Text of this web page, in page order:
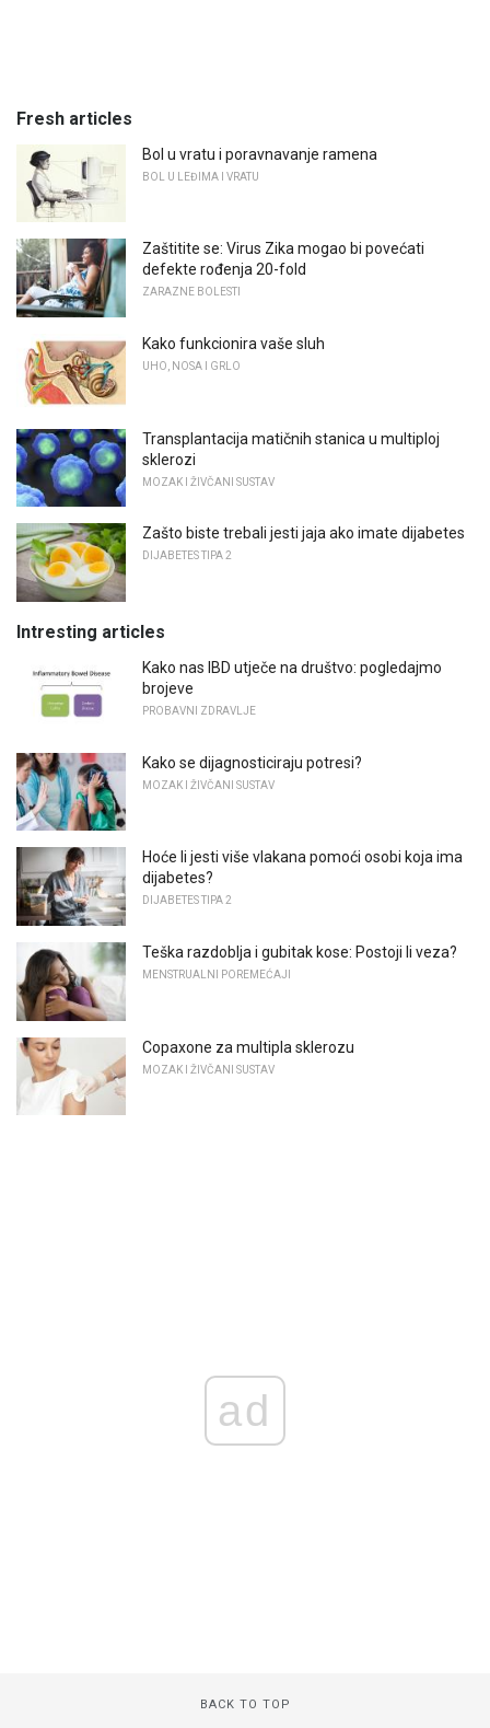
Fresh articles
Bol u vratu i poravnavanje ramena
BOL U LEĐIMA I VRATU
Zaštitite se: Virus Zika mogao bi povećati
defekte rođenja 20-fold
ZARAZNE BOLESTI
Kako funkcionira vaše sluh
UHO, NOSA I GRLO
Transplantacija matičnih stanica u multiploj
sklerozi
MOZAK I ŽIVČANI SUSTAV
Zašto biste trebali jesti jaja ako imate dijabetes
DIJABETES TIPA 2
Intresting articles
Kako nas IBD utječe na društvo: pogledajmo
brojeve
PROBAVNI ZDRAVLJE
Kako se dijagnosticiraju potresi?
MOZAK I ŽIVČANI SUSTAV
Hoće li jesti više vlakana pomoći osobi koja ima
dijabetes?
DIJABETES TIPA 2
Teška razdoblja i gubitak kose: Postoji li veza?
MENSTRUALNI POREMEĆAJI
Copaxone za multipla sklerozu
MOZAK I ŽIVČANI SUSTAV
ad
BACK TO TOP